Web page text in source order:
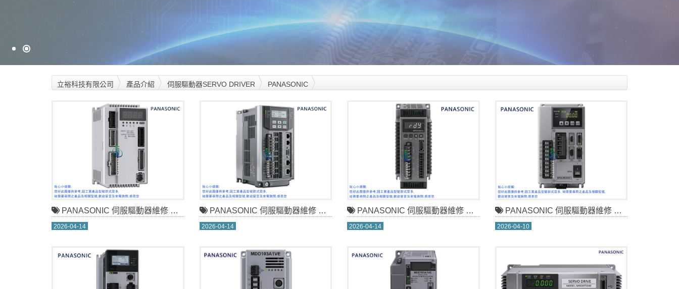
立裕科技有限公司 產品介紹 伺服驅動器SERVO DRIVER PANASONIC
PANASONIC 伺服驅動器維修 MEDHT7364
2026-04-14
PANASONIC 伺服驅動器維修 MEDHT7364BA1
2026-04-14
PANASONIC 伺服驅動器維修 MDDA103D1A
2026-04-14
PANASONIC 伺服驅動器維修 MFDLNB3SG011
2026-04-10